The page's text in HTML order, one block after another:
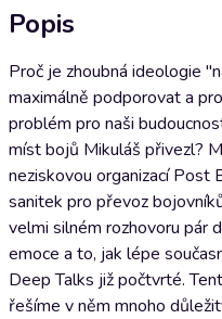
Popis
Proč je zhoubná ideologie
maximálně podporovat a
problém pro naši
míst bojů Mikuláš přivezl?
neziskovou organizací Post
sanitek pro převoz
velmi silném rozhovoru pár
emoce a to, jak lépe
Deep Talks již počtvrté.
řešíme v něm mnoho